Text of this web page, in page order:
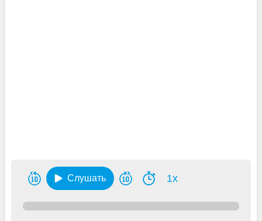
Слушать 1x